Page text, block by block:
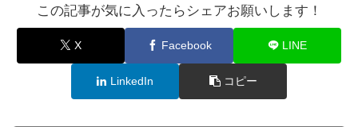
この記事が気に入ったらシェアお願いします！
X Facebook LINE
LinkedIn コピー